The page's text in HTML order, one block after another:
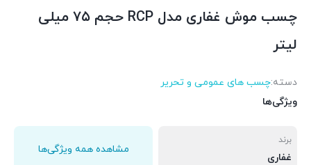
چسب موش غفاری مدل RCP حجم ۷۵ میلی
لیتر
دسته:چسب های عمومی و تحریر
ویژگی‌ها
برند
غفاری
مشاهده همه ویژگی‌ها